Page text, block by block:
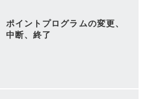
ポイントプログラムの変更、
中断、終了